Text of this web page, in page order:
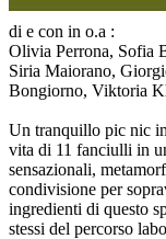
di e con in o.a :
Olivia Perrona, Sofia
Siria Maiorano,
Bongiorno, Viktoria
Un tranquillo pic nic
vita di 11 fanciulli in
sensazionali,
condivisione per
ingredienti di questo
stessi del percorso